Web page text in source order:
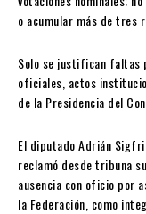
o acumular más de tres
Solo se justifican faltas
oficiales, actos
de la Presidencia del
El diputadoAdrián
reclamó desde tribuna
ausencia con oficio por
la Federación, como